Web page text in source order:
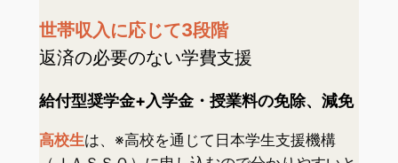
世帯収入に応じて3段階
返済の必要のない学費支援
給付型奨学金+入学金・授業料の免除、減免
高校生は、※高校を通じて日本学生支援機構